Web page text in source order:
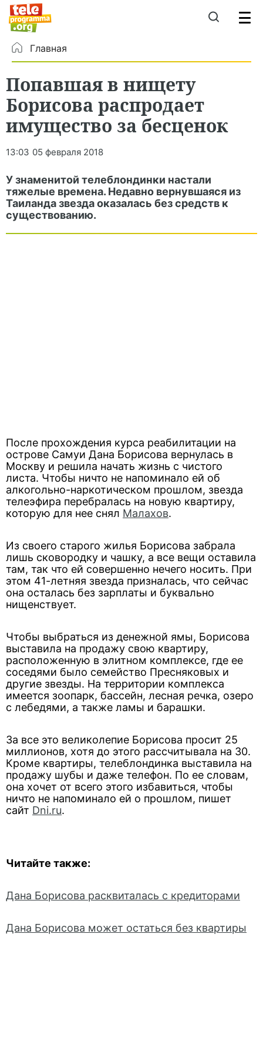
Главная
Попавшая в нищету
Борисова распродает
имущество за бесценок
13:03 05 февраля 2018
У знаменитой телеблондинки настали
тяжелые времена. Недавно вернувшаяся из
Таиланда звезда оказалась без средств к
существованию.
После прохождения курса реабилитации на
острове Самуи Дана Борисова вернулась в
Москву и решила начать жизнь с чистого
листа. Чтобы ничто не напоминало ей об
алкогольно-наркотическом прошлом, звезда
телеэфира перебралась на новую квартиру,
которую для нее снял Малахов.
Из своего старого жилья Борисова забрала
лишь сковородку и чашку, а все вещи оставила
там, так что ей совершенно нечего носить. При
этом 41-летняя звезда призналась, что сейчас
она осталась без зарплаты и буквально
нищенствует.
Чтобы выбраться из денежной ямы, Борисова
выставила на продажу свою квартиру,
расположенную в элитном комплексе, где ее
соседями было семейство Пресняковых и
другие звезды. На территории комплекса
имеется зоопарк, бассейн, лесная речка, озеро
с лебедями, а также ламы и барашки.
За все это великолепие Борисова просит 25
миллионов, хотя до этого рассчитывала на 30.
Кроме квартиры, телеблондинка выставила на
продажу шубы и даже телефон. По ее словам,
она хочет от всего этого избавиться, чтобы
ничто не напоминало ей о прошлом, пишет
сайт Dni.ru.
Читайте также:
Дана Борисова расквиталась с кредиторами
Дана Борисова может остаться без квартиры